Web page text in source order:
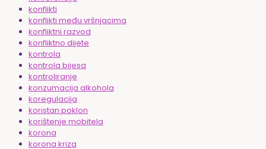
konflikti
konflikti među vršnjacima
konfliktni razvod
konfliktno dijete
kontrola
kontrola bijesa
kontroliranje
konzumacija alkohola
koregulacija
koristan poklon
korištenje mobitela
korona
korona kriza